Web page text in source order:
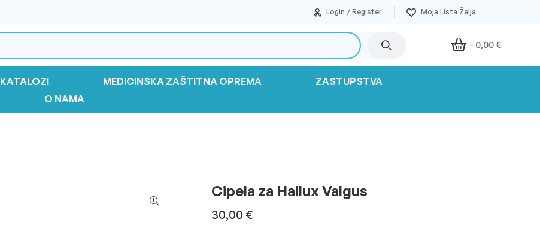
Login / Register
- 0,00€
KATALOZI MEDICINSKA ZAŠTITNA OPREMA
ZASTUPSTVA
O NAMA
Cipela za Hallux Valgus
30,00 €